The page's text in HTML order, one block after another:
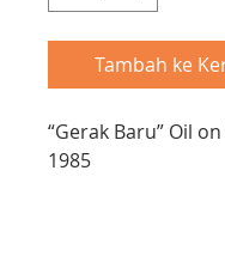
Tambah ke
“Gerak Baru” Oil
1985